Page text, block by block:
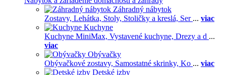
Záhradný nábytok
Zostavy, Lehátka, Stoly, Stoličky a kreslá, Ser ... viac
Kuchyne
Kuchyne MiniMax, Vystavené kuchyne, Drezy a d ...
viac
Obývačky
Obývačkové zostavy, Samostatné skrinky, Ko ... viac
Detské izby